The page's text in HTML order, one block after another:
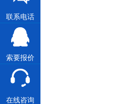
联系电话
索要报价
在线咨询